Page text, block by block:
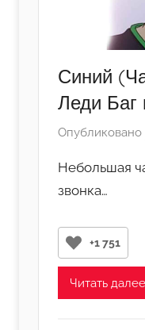
Синий
Леди Баг
Опубликовано
Небольшая
звонка…
+1 751
Читать далее